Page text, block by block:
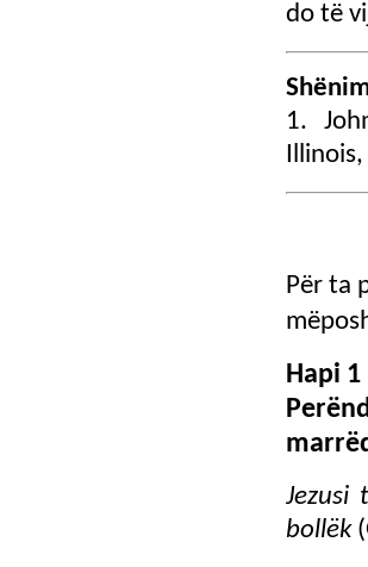
do të
1.
Për ta
Hapi 1
Jezusi
bollëk